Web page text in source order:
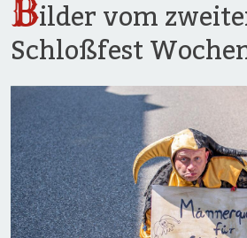
Bilder vom
Schloßfest